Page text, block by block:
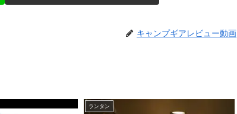
キャンプギアレビュー動画
ランタン